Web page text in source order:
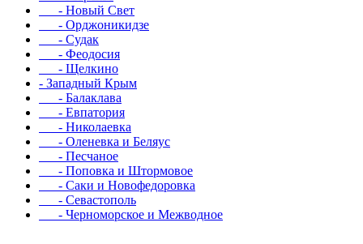
- Новый Свет
- Орджоникидзе
- Судак
- Феодосия
- Щелкино
- Западный Крым
- Балаклава
- Евпатория
- Николаевка
- Оленевка и Беляус
- Песчаное
- Поповка и Штормовое
- Саки и Новофедоровка
- Севастополь
- Черноморское и Межводное